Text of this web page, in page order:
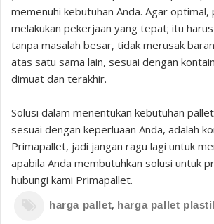
memenuhi kebutuhan Anda. Agar
melakukan pekerjaan yang tepat; itu
tanpa masalah besar, tidak merusak
atas satu sama lain, sesuai dengan
dimuat dan terakhir.
Solusi dalam menentukan kebutuhan
sesuai dengan keperluaan Anda, adalah
Primapallet, jadi jangan ragu lagi untuk
apabila Anda membutuhkan solusi untuk
hubungi kami Primapallet.
harga pallet, harga pallet